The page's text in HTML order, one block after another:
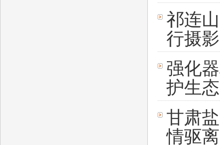
祁连
行摄
强化
护生
甘肃
情驱